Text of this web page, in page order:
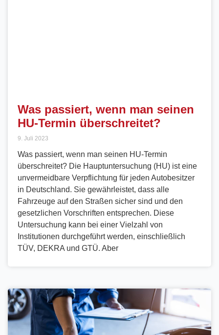
Was passiert, wenn man seinen
HU-Termin überschreitet?
9. Juli 2023
Was passiert, wenn man seinen HU-Termin
überschreitet? Die Hauptuntersuchung (HU) ist eine
unvermeidbare Verpflichtung für jeden Autobesitzer
in Deutschland. Sie gewährleistet, dass alle
Fahrzeuge auf den Straßen sicher sind und den
gesetzlichen Vorschriften entsprechen. Diese
Untersuchung kann bei einer Vielzahl von
Institutionen durchgeführt werden, einschließlich
TÜV, DEKRA und GTÜ. Aber